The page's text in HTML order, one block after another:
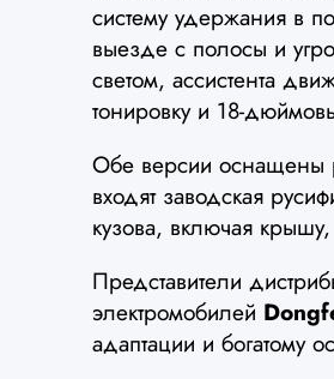
систему удержания в
выезде с полосы и
светом, ассистента
тонировку и 18-
Обе версии
входят заводская
кузова, включая
Представители
электромобилей
адаптации и богатому